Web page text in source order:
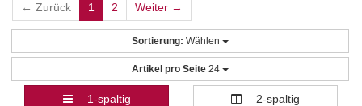
← Zurück 1 2 Weiter →
Sortierung: Wählen
Artikel pro Seite 24
1-spaltig 2-spaltig